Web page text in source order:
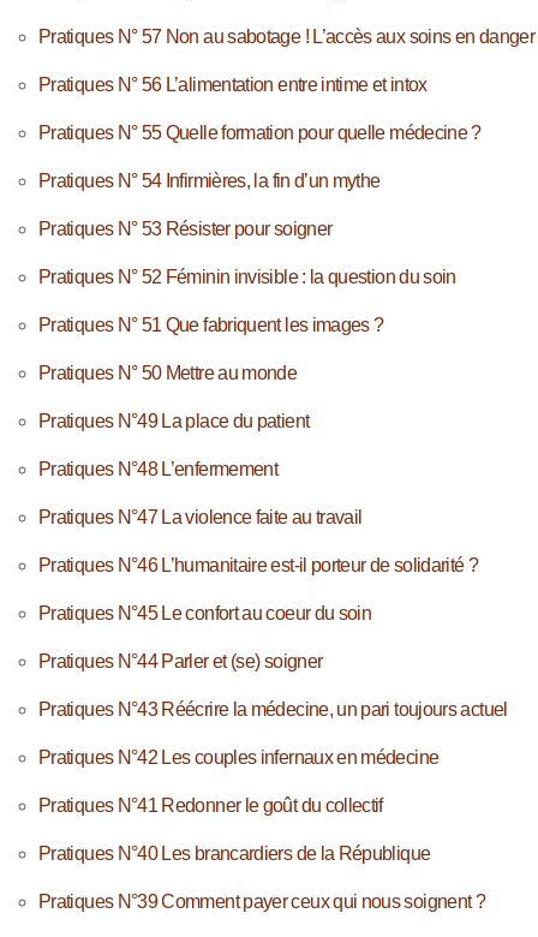
Pratiques N° 57 Non au sabotage ! L’accès aux soins en danger
Pratiques N° 56 L’alimentation entre intime et intox
Pratiques N° 55 Quelle formation pour quelle médecine ?
Pratiques N° 54 Infirmières, la fin d’un mythe
Pratiques N° 53 Résister pour soigner
Pratiques N° 52 Féminin invisible : la question du soin
Pratiques N° 51 Que fabriquent les images ?
Pratiques N° 50 Mettre au monde
Pratiques N°49 La place du patient
Pratiques N°48 L’enfermement
Pratiques N°47 La violence faite au travail
Pratiques N°46 L’humanitaire est-il porteur de solidarité ?
Pratiques N°45 Le confort au coeur du soin
Pratiques N°44 Parler et (se) soigner
Pratiques N°43 Réécrire la médecine, un pari toujours actuel
Pratiques N°42 Les couples infernaux en médecine
Pratiques N°41 Redonner le goût du collectif
Pratiques N°40 Les brancardiers de la République
Pratiques N°39 Comment payer ceux qui nous soignent ?